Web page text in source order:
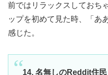
前ではリラックスしておち
ップを初めて見た時、「あ
感じた。
14. 名無しのReddit住民